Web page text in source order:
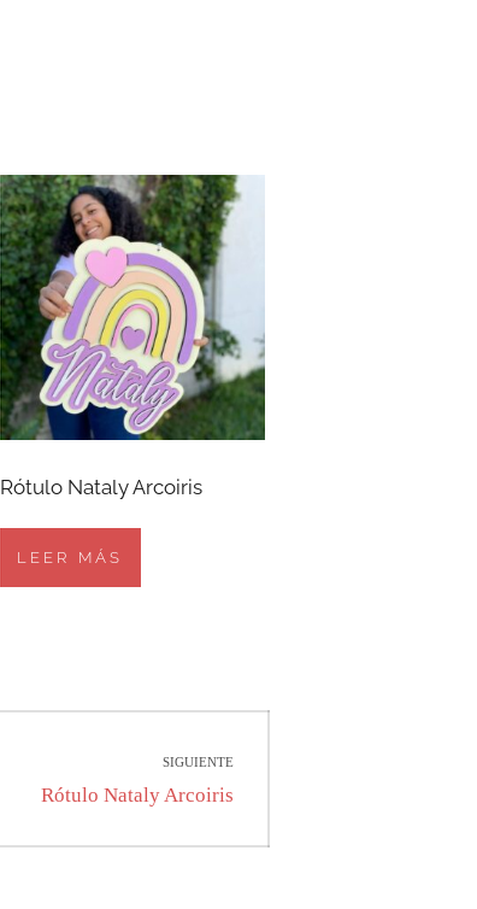
Rótulo Nataly Arcoiris
LEER MÁS
SIGUIENTE
Entrada
Rótulo Nataly Arcoiris